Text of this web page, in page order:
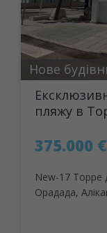
Нове
пляжу в
375.000 €
New-17 Торре
Орадада,